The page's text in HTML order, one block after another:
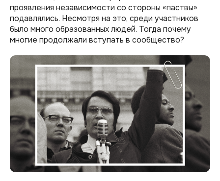
проявления независимости со стороны «паствы»
подавлялись. Несмотря на это, среди участников
было много образованных людей. Тогда почему
многие продолжали вступать в сообщество?